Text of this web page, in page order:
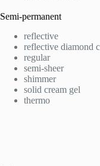
Semi-permanent
reflective
reflective diamond
regular
semi-sheer
shimmer
solid cream gel
thermo